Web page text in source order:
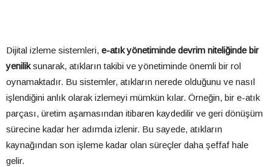
Dijital izleme sistemleri, e-atık yönetiminde devrim niteliğinde bir
yeniliksunarak, atıkların takibi ve yönetiminde önemli bir rol
oynamaktadır. Bu sistemler, atıkların nerede olduğunu ve nasıl
işlendiğini anlık olarak izlemeyi mümkün kılar. Örneğin, bir e-atık
parçası, üretim aşamasından itibaren kaydedilir ve geri dönüşüm
sürecine kadar her adımda izlenir. Bu sayede, atıkların
kaynağından son işleme kadar olan süreçler daha şeffaf hale
gelir.